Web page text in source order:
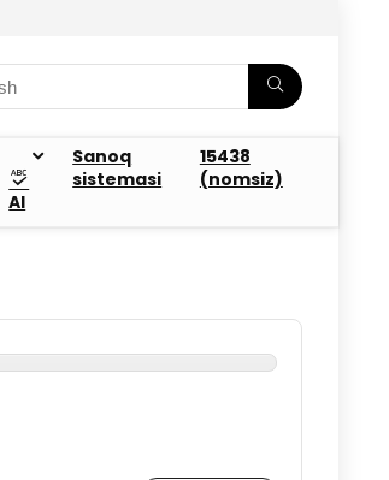
AI
Sanoq
sistemasi
15438
(nomsiz)